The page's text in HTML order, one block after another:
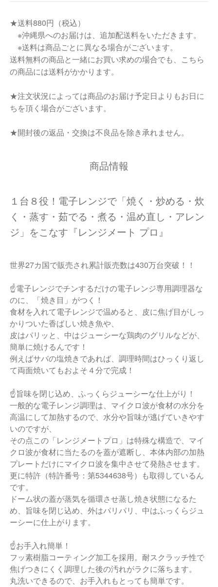
★送料880円（税込）
※沖縄県へのお届けは、追加配送料をいただきます。
※送料は商品ごとに異なる場合がございます。
送料無料の商品と一緒にお買い求めの場合でも、こちら
の商品には送料がかかります。
★注文状況によっては商品のお届け予定日よりもお日に
ちを頂く場合がございます。
★開封後の返品・交換は不良品を除き承れません。
商品情報
１台８役！電子レンジで「焼く・炒める・炊
く・蒸す・茹でる・煮る・温め直し・アレン
ジ」をこなす『レンジメート プロ』
世界27カ国で販売され累計販売数は430万台突破！！
☝電子レンジでチンするだけの電子レンジ専用調理器な
のに、「焼き目」がつく！
食材を入れて電子レンジで温めると、皮に焦げ目がしっ
かりついた香ばしい焼き魚や、
皮はパリッと、中はジューシーな鶏肉のグリルなどが、
簡単に焼けるんです！
例えばサバの塩焼きであれば、調理時間はひっくり返し
て両面焼いてもおよそ４分で完成！
☝旨味を閉じ込め、ふっくらジューシーな仕上がり！
一般的な電子レンジ調理は、マイクロ波が食材の水分を
高温にして加熱するので、水分や旨味が逃げていきやす
いのですが、
その点この「レンジメートプロ」は特殊な構造で、マイ
クロ波が食材に当たるのを蓋が遮断し、本体内部の加熱
プレートだけにマイクロ波を集中させて発熱させます。
更に特許（特許番号：第5344638号）も取得しているん
です。
ドーム状の蓋が蒸気を循環させ蒸し焼き状態になるた
め、旨味を閉じ込め、外はパリパリ、中はふっくらジュ
ーシーに仕上がります。
☝お手入れ簡単！
フッ素樹脂コーティング加工を採用。耐スクラッチ性で
焦げつきにくく調理した後の汚れがラクに落ちます。
丸洗いできるので、お手入れもとっても簡単です。